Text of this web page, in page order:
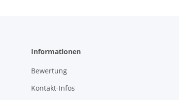
Informationen
Bewertung
Kontakt-Infos